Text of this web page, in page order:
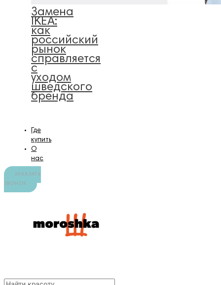
Замена
IKEA:
как
российский
рынок
справляется
с
уходом
шведского
бренда
Где
купить
О
нас
ЗАКАЗАТЬ
ЗВОНОК